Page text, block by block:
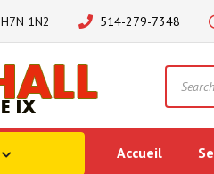
1N2 514-279-7348
search
Accueil